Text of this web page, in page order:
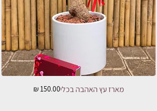
מארז עץ האהבה בכלימחיר